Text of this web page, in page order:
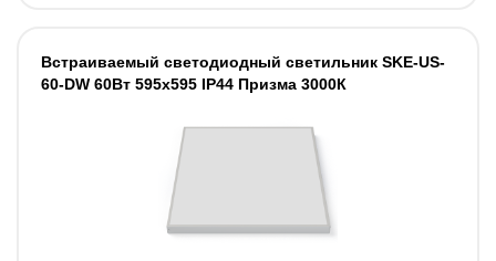
Встраиваемый светодиодный светильник SKE-US-
60-DW 60Вт 595х595 IP44 Призма 3000К